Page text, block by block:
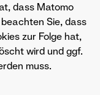
dass Matomo
Sie, dass
zur Folge hat,
wird und ggf.
muss.